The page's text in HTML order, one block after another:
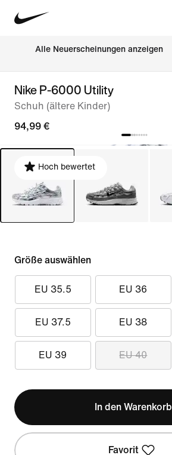
Alle Neuerscheinungen anzeigen
Nike P-6000 Utility
Schuh (ältere Kinder)
94,99 €
Hoch bewertet
Größe auswählen
EU 35.5 EU 36
EU 37.5 EU 38
EU 39 EU 40
In den Warenkorb
Favorit